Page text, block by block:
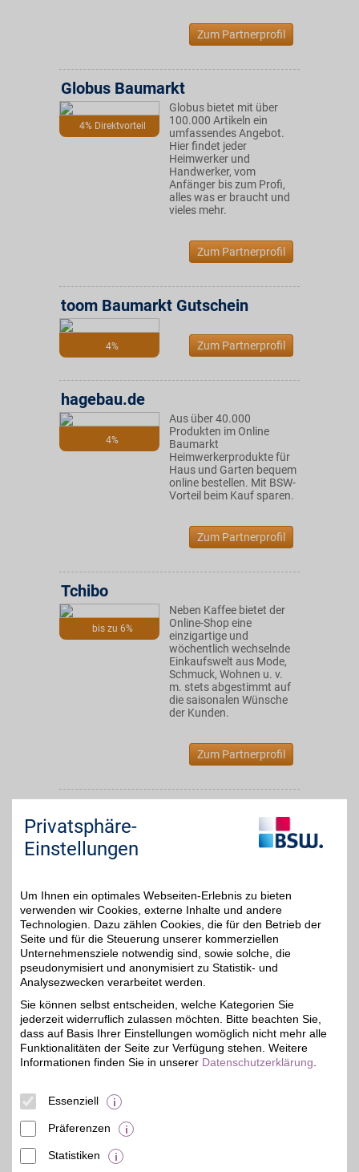
Zum Partnerprofil
4% Direktvorteil
Globus Baumarkt
Globus bietet mit über
100.000 Artikeln ein
umfassendes Angebot.
Hier findet jeder
Heimwerker und
Handwerker, vom
Anfänger bis zum Profi,
alles was er braucht und
vieles mehr.
Zum Partnerprofil
4%
toom Baumarkt Gutschein
Zum Partnerprofil
4%
hagebau.de
Aus über 40.000
Produkten im Online
Baumarkt
Heimwerkerprodukte für
Haus und Garten bequem
online bestellen. Mit BSW-
Vorteil beim Kauf sparen.
Zum Partnerprofil
bis zu 6%
Tchibo
Neben Kaffee bietet der
Online-Shop eine
einzigartige und
wöchentlich wechselnde
Einkaufswelt aus Mode,
Schmuck, Wohnen u. v.
m. stets abgestimmt auf
die saisonalen Wünsche
der Kunden.
Zum Partnerprofil
bis zu 6%
Bei unserem Partner aus
einer großen Auswahl
Zuhause innovativ
designen. Qualitativ,
charakterstark und
nachhaltig. Mit BSW-
Vorteil sparen.
Zum Partnerprofil
SIP Scootershop
Einer der führenden
Shops für Motorroller
Privatsphäre-
Einstellungen
Um Ihnen ein optimales Webseiten-Erlebnis zu bieten
verwenden wir Cookies, externe Inhalte und andere
Technologien. Dazu zählen Cookies, die für den Betrieb der
Seite und für die Steuerung unserer kommerziellen
Unternehmensziele notwendig sind, sowie solche, die
pseudonymisiert und anonymisiert zu Statistik- und
Analysezwecken verarbeitet werden.
Sie können selbst entscheiden, welche Kategorien Sie
jederzeit widerruflich zulassen möchten. Bitte beachten Sie,
dass auf Basis Ihrer Einstellungen womöglich nicht mehr alle
Funktionalitäten der Seite zur Verfügung stehen. Weitere
Informationen finden Sie in unserer Datenschutzerklärung
Essenziell
Präferenzen
Statistiken